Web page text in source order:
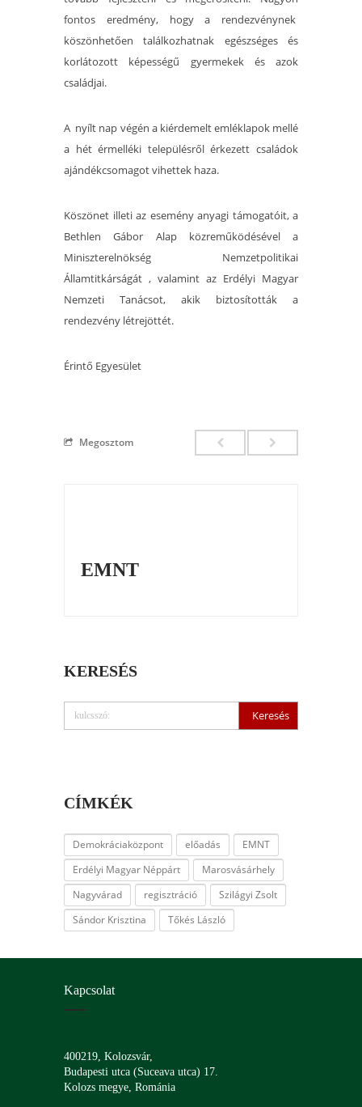
fontos eredmény, hogy a rendezvénynek
köszönhetően találkozhatnak egészséges és
korlátozott képességű gyermekek és azok
családjai.
A nyílt nap végén a kiérdemelt emléklapok mellé
a hét érmelléki településről érkezett családok
ajándékcsomagot vihettek haza.
Köszönet illeti az esemény anyagi támogatóit, a
Bethlen Gábor Alap közreműködésével a
Miniszterelnökség Nemzetpolitikai
Államtitkárságát , valamint az Erdélyi Magyar
Nemzeti Tanácsot, akik biztosították a
rendezvény létrejöttét.
Érintő Egyesület
Megosztom
EMNT
KERESÉS
CÍMKÉK
Demokráciaközpont előadás
EMNT
Erdélyi Magyar Néppárt
Marosvásárhely
Nagyvárad
regisztráció
Szilágyi Zsolt
Sándor Krisztina
Tőkés László
Kapcsolat
400219, Kolozsvár,
Budapesti utca (Suceava utca) 17.
Kolozs megye, Románia